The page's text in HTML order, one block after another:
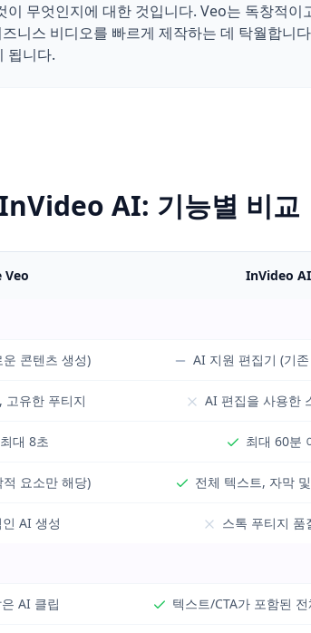
무엇인지에 대한 것입니다. Veo는 독창적이
니스 비디오를 빠르게 제작하는 데 탁월합니
됩니다.
AI: 기능별 비교
Veo InVideo AI
콘텐츠 생성) AI 지원 편집기 (기
고유한 푸티지 AI 편집을 사용한
대 8초 최대 60분
요소만 해당) 전체 텍스트, 자막
AI 생성 스톡 푸티지 품
AI 클립 텍스트/CTA가 포함된